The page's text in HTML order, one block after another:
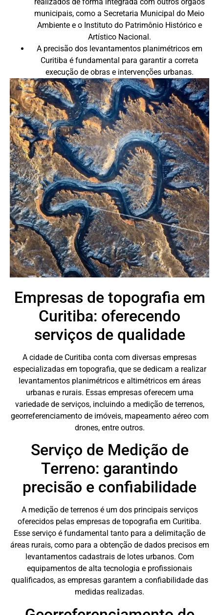
realizados de forma integrada com outros órgãos
municipais, como a Secretaria Municipal do Meio
Ambiente e o Instituto do Patrimônio Histórico e
Artístico Nacional.
A precisão dos levantamentos planimétricos em
Curitiba é fundamental para garantir a correta
execução de obras e intervenções urbanas.
Empresas de topografia em
Curitiba: oferecendo
serviços de qualidade
A cidade de Curitiba conta com diversas empresas
especializadas em topografia, que se dedicam a realizar
levantamentos planimétricos e altimétricos em áreas
urbanas e rurais. Essas empresas oferecem uma
variedade de serviços, incluindo a medição de terrenos,
georreferenciamento de imóveis, mapeamento aéreo com
drones, entre outros.
Serviço de Medição de
Terreno: garantindo
precisão e confiabilidade
A medição de terrenos é um dos principais serviços
oferecidos pelas empresas de topografia em Curitiba.
Esse serviço é fundamental tanto para a delimitação de
áreas rurais, como para a obtenção de dados precisos em
levantamentos cadastrais de lotes urbanos. Com
equipamentos de alta tecnologia e profissionais
qualificados, as empresas garantem a confiabilidade das
medidas realizadas.